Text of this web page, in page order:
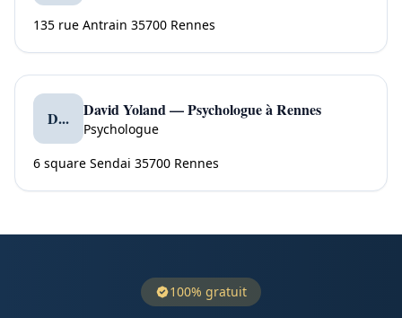
135 rue Antrain 35700 Rennes
D... David Yoland — Psychologue à Rennes
Psychologue
6 square Sendai 35700 Rennes
100% gratuit